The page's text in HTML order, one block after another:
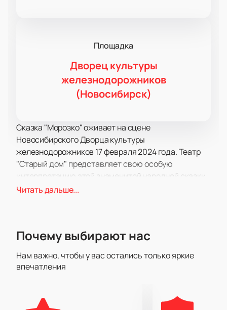
Площадка
Дворец культуры
железнодорожников
(Новосибирск)
Сказка "Морозко" оживает на сцене
Новосибирского Дворца культуры
железнодорожников 17 февраля 2024 года. Театр
"Старый дом" представляет свою особую
интерпретацию этой знаменитой народной сказки.
История сказки покорила сердца не одного
популярной, что была передана от поколения к
Н. Толстого, и фильм Александра Роу.
Теперь театр "Старый дом" предлагает свою
"Морозко". Основой спектакля послужила сказка-
Читать дальше...
Почему выбирают нас
Нам важно, чтобы у вас остались только яркие
впечатления